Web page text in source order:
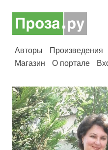
Авторы Произведения
Магазин
О портале